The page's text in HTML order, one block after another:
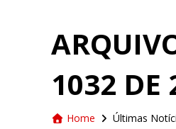
1032 DE
Home Últimas